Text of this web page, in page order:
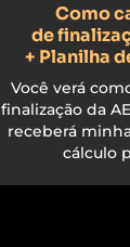
Como
de
+ Planilha
Você verá
finalização da
receberá
cálculo